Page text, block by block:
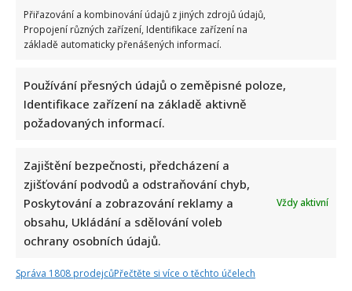
Přiřazování a kombinování údajů z jiných zdrojů údajů,
Propojení různých zařízení, Identifikace zařízení na
základě automaticky přenášených informací.
Používání přesných údajů o zeměpisné poloze,
Identifikace zařízení na základě aktivně
požadovaných informací.
Zajištění bezpečnosti, předcházení a
zjišťování podvodů a odstraňování chyb,
Poskytování a zobrazování reklamy a
obsahu, Ukládání a sdělování voleb
ochrany osobních údajů.
Vždy aktivní
Správa 1808 prodejcůPřečtěte si více o těchto účelech
Marek Ztracený zrušil velkolepé finále svého koncertu na
Letné
Test znalostí o československých pohádkách: Bez chyby
projde málokdo, pamětníci by ale měli dát alespoň 8/10